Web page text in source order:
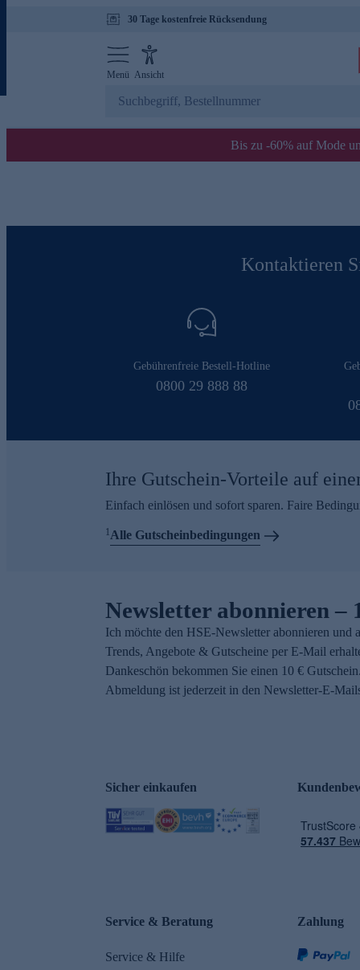
30 Tage kostenfreie Rücksendung
Menü Ansicht
Bis zu -60% auf Mode
Kontaktieren
Gebührenfreie Bestell-Hotline
0800 29 888 88
Ihre Gutschein-Vorteile auf
Einfach einlösen und sofort sparen. Faire
1Alle Gutscheinbedingungen
Newsletter abonnieren –
Ich möchte den HSE-Newsletter abonnieren und
Trends, Angebote & Gutscheine per E-Mail
Dankeschön bekommen Sie einen 10 €
Abmeldung ist jederzeit in den Newsletter-E-
Sicher einkaufen
Service & Beratung
Service & Hilfe
Zahlung